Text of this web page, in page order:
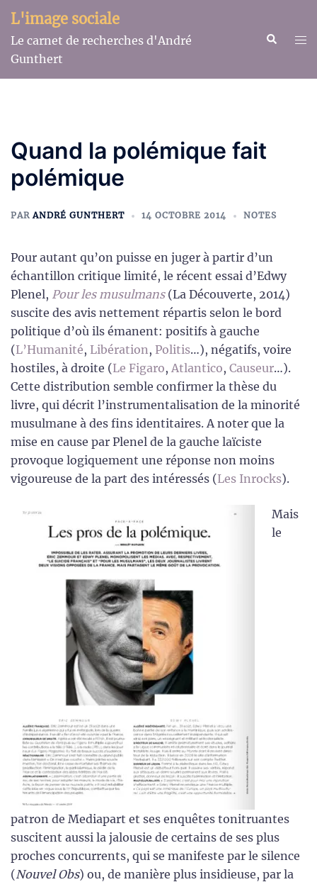
Aller
au
contenu
L'image sociale
Le carnet de recherches d'André
Gunthert
Quand la polémique fait
polémique
PARANDRÉ GUNTHERT 14 OCTOBRE 2014 NOTES
Pour autant qu’on puisse en juger à partir d’un
échantillon critique limité, le récent essai d’Edwy
Plenel, Pour les musulmans(La Découverte, 2014)
suscite des avis nettement répartis selon le bord
politique d’où ils émanent: positifs à gauche
(L’Humanité, Libération, Politis…), négatifs, voire
hostiles, à droite (Le Figaro, Atlantico, Causeur…).
Cette distribution semble confirmer la thèse du
livre, qui décrit l’instrumentalisation de la minorité
musulmane à des fins identitaires. A noter que la
mise en cause par Plenel de la gauche laïciste
provoque logiquement une réponse non moins
vigoureuse de la part des intéressés (Les Inrocks).
Mais
le
patron de Mediapart et ses enquêtes tonitruantes
suscitent aussi la jalousie de certains de ses plus
proches concurrents, qui se manifeste par le silence
(Nouvel Obs) ou, de manière plus insidieuse, par la